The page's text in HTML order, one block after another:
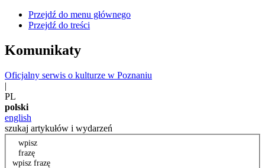
Przejdź do menu głównego
Przejdź do treści
Komunikaty
Oficjalny serwis o kulturze w Poznaniu
|
PL
polski
english
szukaj artykułów i wydarzeń
wpisz
frazę
wpisz frazę